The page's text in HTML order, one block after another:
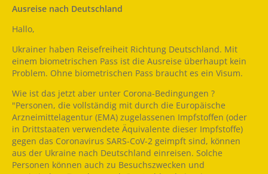
Ausreise nach Deutschland
Hallo,
Ukrainer haben Reisefreiheit Richtung Deutschland. Mit
einem biometrischen Pass ist die Ausreise überhaupt kein
Problem. Ohne biometrischen Pass braucht es ein Visum.
Wie ist das jetzt aber unter Corona-Bedingungen ?
"Personen, die vollständig mit durch die Europäische
Arzneimittelagentur (EMA) zugelassenen Impfstoffen (oder
in Drittstaaten verwendete Äquivalente dieser Impfstoffe)
gegen das Coronavirus SARS-CoV-2 geimpft sind, können
aus der Ukraine nach Deutschland einreisen. Solche
Personen können auch zu Besuchszwecken und